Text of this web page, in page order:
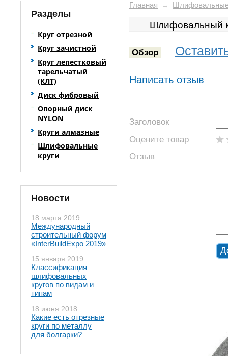
Разделы
Круг отрезной
Круг зачистной
Круг лепестковый
тарельчатый
(КЛТ)
Диск фибровый
Опорный диск
NYLON
Круги алмазные
Шлифовальные
круги
Новости
18 марта 2019
Международный
строительный форум
«InterBuildExpo 2019»
15 января 2019
Классификация
шлифовальных
кругов по видам и
типам
18 июня 2018
Какие есть отрезные
круги по металлу
для болгарки?
Главная → Шлифовальные
Шлифовальный
Обзор
Написать отзыв
Заголовок
Оцените товар
Отзыв